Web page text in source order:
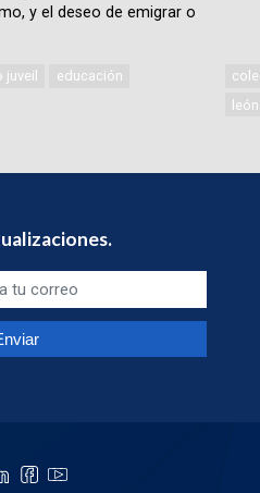
y el deseo de emigrar o
educación